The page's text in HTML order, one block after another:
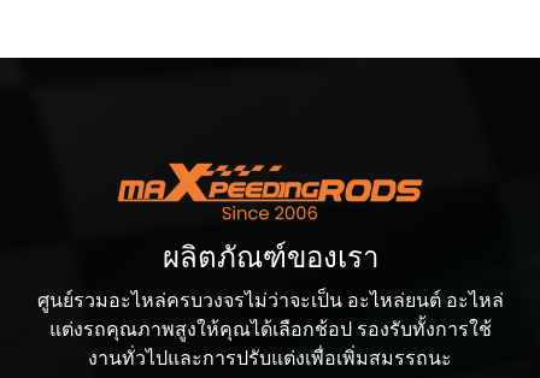
ผลิตภัณฑ์ของเรา
ศูนย์รวมอะไหล่ครบวงจรไม่ว่าจะเป็น อะไหล่ยนต์ อะไหล่
แต่งรถคุณภาพสูงให้คุณได้เลือกช้อป รองรับทั้งการใช้
งานทั่วไปและการปรับแต่งเพื่อเพิ่มสมรรถนะ